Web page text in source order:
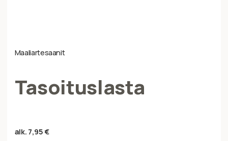
Maaliartesaanit
Tasoituslasta
alk. 7,95€